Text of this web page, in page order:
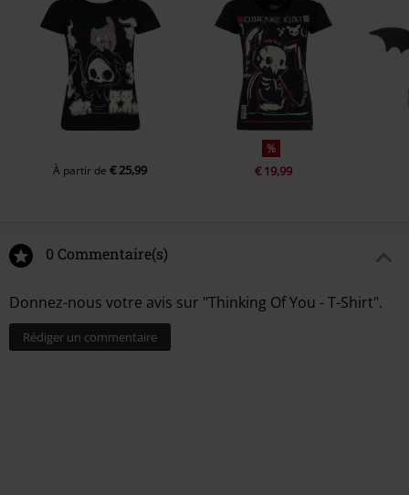
À partir de€ 25,99
%
€ 19,99
0 Commentaire(s)
Donnez-nous votre avis sur "Thinking Of You - T-Shirt".
Rédiger un commentaire